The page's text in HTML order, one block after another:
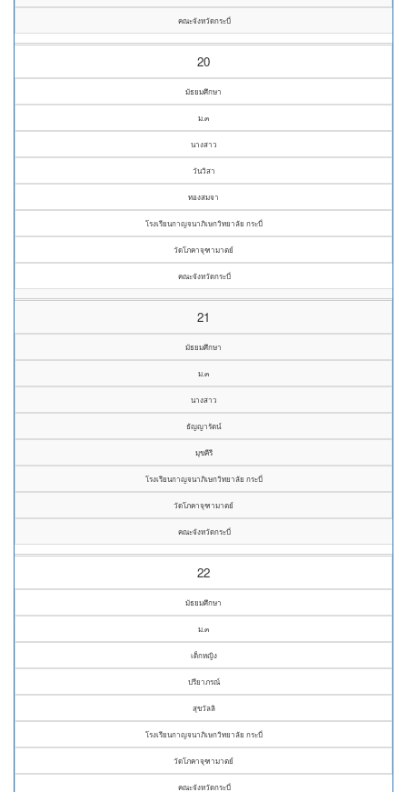
คณะจังหวัดกระบี่
20
มัธยมศึกษา
ม.๓
นางสาว
วันวิสา
ทองสมจา
โรงเรียนกาญจนาภิเษกวิทยาลัย กระบี่
วัดโภคาจุฑามาตย์
คณะจังหวัดกระบี่
21
มัธยมศึกษา
ม.๓
นางสาว
ธัญญารัตน์
มุขคีรี
โรงเรียนกาญจนาภิเษกวิทยาลัย กระบี่
วัดโภคาจุฑามาตย์
คณะจังหวัดกระบี่
22
มัธยมศึกษา
ม.๓
เด็กหญิง
ปรียาภรณ์
สุขวัลลิ
โรงเรียนกาญจนาภิเษกวิทยาลัย กระบี่
วัดโภคาจุฑามาตย์
คณะจังหวัดกระบี่